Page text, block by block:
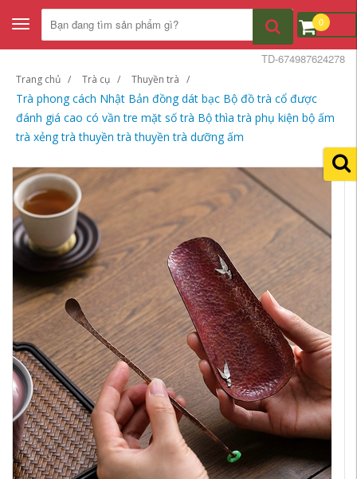
Toggle
navigation
0
Trang chủ Trà cụ Thuyền trà
Trà phong cách Nhật Bản đồng dát bạc Bộ đồ trà cổ được
đánh giá cao có vần tre mặt số trà Bộ thìa trà phụ kiện bộ ấm
trà xẻng trà thuyền trà thuyền trà dưỡng ấm
TD-674987624278